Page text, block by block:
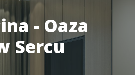
- Oaza
Sercu